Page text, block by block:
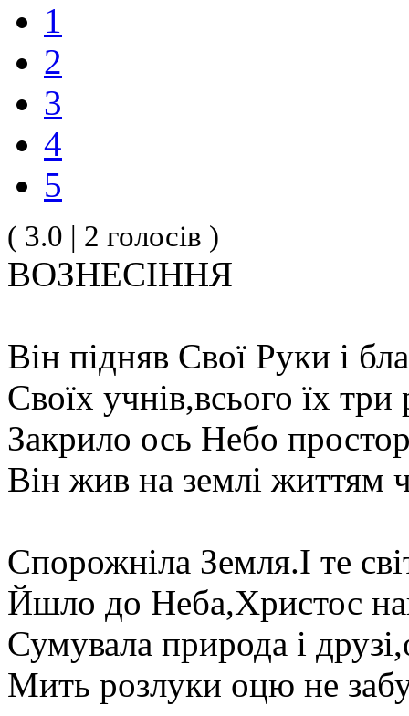
1
2
3
4
5
( 3.0 | 2 голосів )
ВОЗНЕСІННЯ
Він підняв Свої Руки і
Своїх учнів,всього їх
Закрило ось Небо
Він жив на землі життям
Спорожніла Земля.І те
Йшло до Неба,Христос
Сумувала природа і
Мить розлуки оцю не